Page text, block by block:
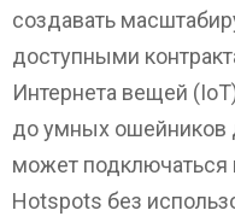
создавать
доступными
Интернета вещей
до умных
может подключаться
Hotspots без